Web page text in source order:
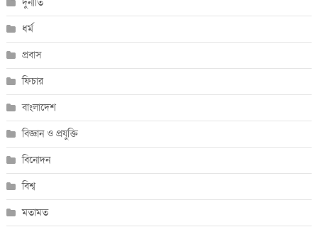
ধর্ম
প্রবাস
ফিচার
বাংলাদেশ
বিজ্ঞান ও প্রযুক্তি
বিনোদন
বিশ্ব
মতামত